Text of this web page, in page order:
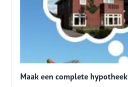
Maak een complete